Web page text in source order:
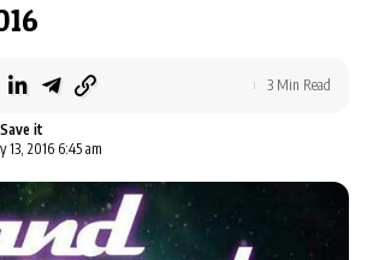
13, 2016 6:45 am
3 Min Read